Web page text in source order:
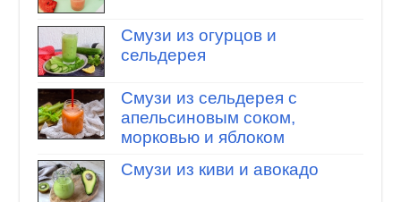
Смузи из огурцов и
сельдерея
Смузи из сельдерея с
апельсиновым соком,
морковью и яблоком
Смузи из киви и авокадо